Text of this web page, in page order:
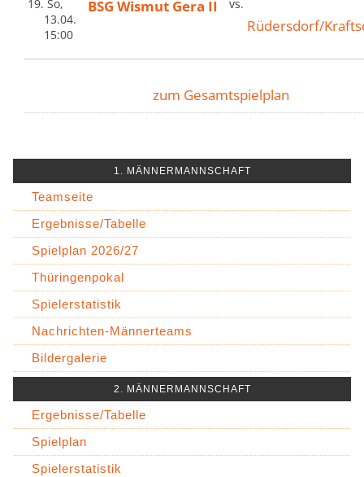
19. So,
13.04.
15:00
BSG Wismut Gera II vs.
Rüdersdorf/
zum Gesamtspielplan
1. MÄNNERMANNSCHAFT
Teamseite
Ergebnisse/Tabelle
Spielplan 2026/27
Thüringenpokal
Spielerstatistik
Nachrichten-Männerteams
Bildergalerie
2. MÄNNERMANNSCHAFT
Ergebnisse/Tabelle
Spielplan
Spielerstatistik